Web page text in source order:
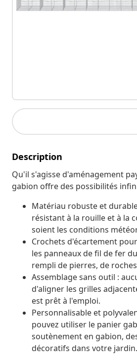
Description
Qu'il s'agisse d'aménagement
gabion offre des possibilités
Matériau robuste et
résistant à la rouille et à la
soient les conditions
Crochets d'écartement
les panneaux de fil de fer
rempli de pierres, de
Assemblage sans outil :
d'aligner les grilles
est prêt à l'emploi.
Personnalisable et
pouvez utiliser le panier
soutènement en gabion,
décoratifs dans votre jardin.